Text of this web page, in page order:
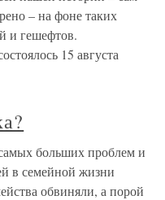
– на фоне таких
и гешефтов.
15 августа
больших проблем и
в семейной жизни
обвиняли, а порой